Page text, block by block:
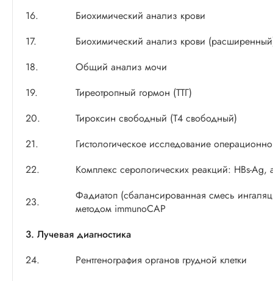
16.
Биохимический анализ крови
17.
Биохимический анализ крови
18.
Общий анализ мочи
19.
Тиреотропный гормон (ТТГ)
20.
Тироксин свободный (Т4 свободный)
21.
Гистологическое исследование
22.
Комплекс серологических реакций: HBs-Ag,
23.
Фадиатоп (сбалансированная смесь
методом immunoCAP
3. Лучевая диагностика
24.
Рентгенография органов грудной клетки